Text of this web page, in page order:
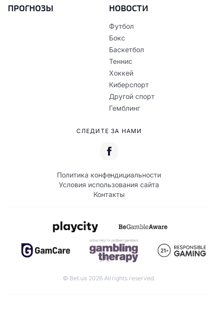
ПРОГНОЗЫ НОВОСТИ
Футбол
Бокс
Баскетбол
Теннис
Хоккей
Киберспорт
Другой спорт
Гемблинг
СЛЕДИТЕ ЗА НАМИ
Политика конфендициальности
Условия использования сайта
Контакты
© Bet.ua 2026 All rights reserved.